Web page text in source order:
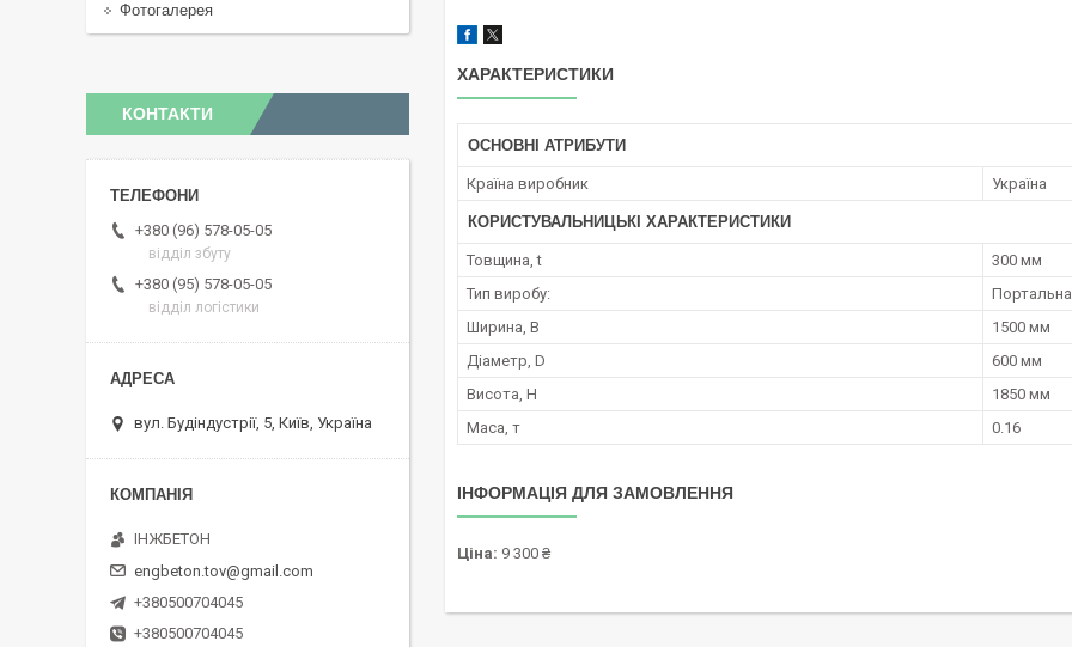
ХАРАКТЕРИСТИКИ
ОСНОВНІ АТРИБУТИ
Країна виробник Україна
КОРИСТУВАЛЬНИЦЬКІ ХАРАКТЕРИСТИКИ
Товщина, t
300 мм
Тип виробу:
Портальна
Ширина, B
1500 мм
Діаметр, D
600 мм
Висота, H
1850 мм
Маса, т
0.16
ІНФОРМАЦІЯ ДЛЯ ЗАМОВЛЕННЯ
Ціна: 9 300 ₴
Фотогалерея
КОНТАКТИ
+380 (96) 578-05-05
відділ збуту
+380 (95) 578-05-05
відділ логістики
вул. Будіндустрії, 5, Київ, Україна
ІНЖБЕТОН
engbeton.tov@gmail.com
+380500704045
+380500704045